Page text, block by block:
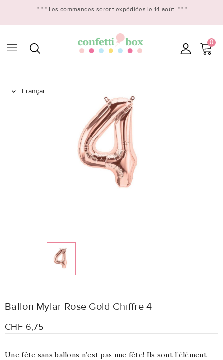
* * * Les commandes seront expédiées le 14 août * * *
0

Ballon Mylar Rose Gold Chiffre 4
CHF 6,75
Une fête sans ballons n’est pas une fête! Ils sont l’élément